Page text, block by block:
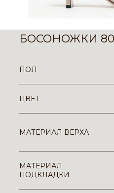
БОСОНОЖКИ
ПОЛ
ЦВЕТ
МАТЕРИАЛ ВЕРХА
МАТЕРИАЛ
ПОДКЛАДКИ